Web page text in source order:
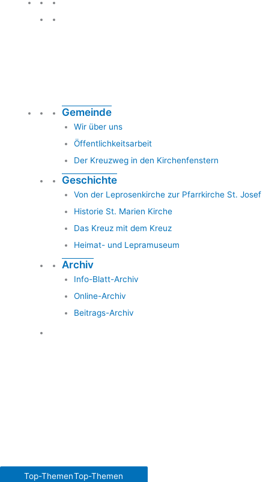
Gemeinde
Wir über uns
Öffentlichkeitsarbeit
Der Kreuzweg in den Kirchenfenstern
Geschichte
Von der Leprosenkirche zur Pfarrkirche St. Josef
Historie St. Marien Kirche
Das Kreuz mit dem Kreuz
Heimat- und Lepramuseum
Archiv
Info-Blatt-Archiv
Online-Archiv
Beitrags-Archiv
Top-ThemenTop-Themen